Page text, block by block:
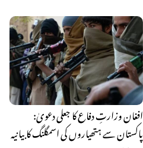
افغان وزارتِ دفاع کا جعلی دعویٰ:
پاکستان سے ہتھیاروں کی اسمگلنگ کا بیانیہ